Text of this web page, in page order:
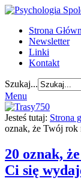
Strona
Newsletter
Linki
Kontakt
Szukaj...
Menu
Jesteś tutaj: Strona
oznak, że Twój rok
20 oznak,
Ci się